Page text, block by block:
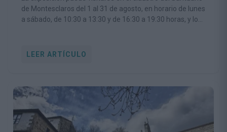
de Montesclaros del 1 al 31 de agosto, en horario de lunes
a sábado, de 10:30 a 13:30 y de 16:30 a 19:30 horas, y los
LEER ARTÍCULO